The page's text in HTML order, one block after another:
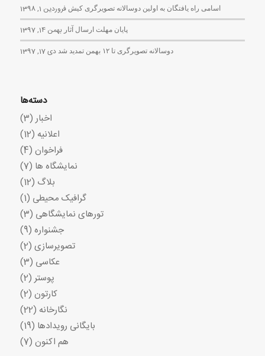
اسامی راه یافتگان به اولین دوسالانه تصویرگری کیش فروردین 1, 1398
پایان مهلت ارسال آثار بهمن 14, 1397
دوسالانه تصویرگری تا ۱۲ بهمن تمدید شد دی 17, 1397
دسته‌ها
اخبار(3)
اعلانیه (12)
فراخوان (4)
نمایشگاه ها (7)
بلاگ (12)
گرافیک محیطی (1)
تورهای نمایشگاهی (3)
جشنواره (9)
تصویرسازی (2)
عکاسی (3)
پوستر(2)
کارتون (2)
نگارخانه (22)
بایگانی رویدادها (19)
هم اکنون (7)